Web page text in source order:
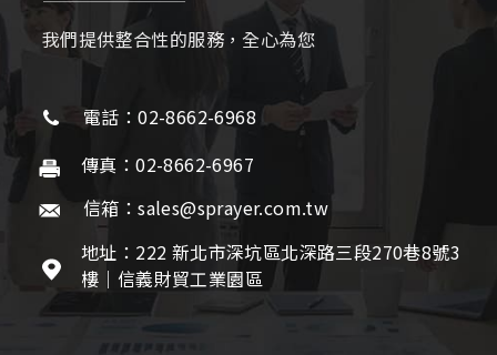
我們提供整合性的服務，全心為您
電話：02-8662-6968
傳真：02-8662-6967
信箱：sales@sprayer.com.tw
地址：222 新北市深坑區北深路三段270巷8號3
樓｜信義財貿工業園區